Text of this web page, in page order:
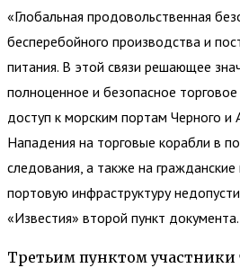
«Глобальная продовольственная
бесперебойного производства и
питания. В этой связи решающее
полноценное и безопасное
доступ к морским портам Черного и
Нападения на торговые корабли в
следования, а также на
портовую инфраструктуру
«Известия» второй пункт документа.
Третьим пунктом участники